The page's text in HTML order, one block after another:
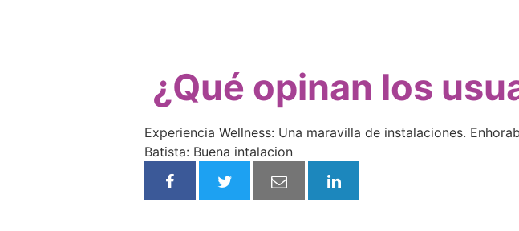
¿Qué opinan los
Experiencia Wellness: Una maravilla de instalaciones.
Batista: Buena intalacion